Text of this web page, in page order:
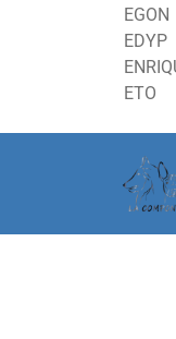
EGON
EDYP
ETO